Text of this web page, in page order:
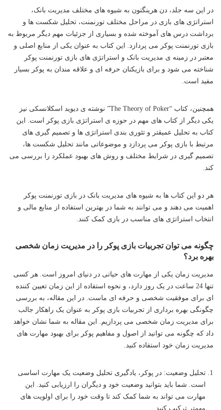
در این سه جلد، دن هرینگتون به شیوه های مختلف مدیریت بانک،
استراتژی های بازی در مراحل مختلف تورنمنت، تحلیل شکست ها و
برداشت درس های آموخته شده و بسیاری از جزئیات مهم دیگر مربوط به
بازی تورنمنت پوکر می پردازد. این کتاب به عنوان یکی از منابع اصلی و
معتبر در زمینه ی مدیریت بانک و استراتژی های بازی تورنمنت پوکر
شناخته می شود و برای بازیکنان حرفه ای و علاقه مندان به پوکر بسیار
مفید است.
همچنین، کتاب “The Theory of Poker” نوشته ی دیوید اسکلانسکی نیز
یکی دیگر از کتاب های مهم در حوزه ی استراتژی بازی پوکر است. این
کتاب به تحلیل عمیقتر و تئوری بندی استراتژی ها و تصمیم گیری های
مرتبط با بازی پوکر می پردازد و موضوعاتی مانند تحلیل شکست ها،
تصمیم گیری در شرایط مختلف و روش های بهبود عملکرد را بررسی می
کند.
هر دو این کتاب ها به شیوه های مدیریت بانک در بازی تورنمنت پوکر
اهمیت می دهند و می توانند به شما در بهترین استفاده از منابع مالی و
انتخاب استراتژی های مناسب در بازی کمک کنند.
چگونه می توان تجربیات بازی پوکر را در مدیریت زمان شخصی
بهره برد؟
مدیریت زمان یکی از مهارت های حیاتی در دنیای امروز است. هر کسی
تنها 24 ساعت در یک روز دارد، و نحوه استفاده از این زمان تعیین کننده
ای برای موفقیت شخصی و حرفه ای ماست. در این مقاله، به بررسی
چگونگی بهره برداری از تجربیات بازی پوکر به عنوان یک راهکار جالب
برای مدیریت زمان شخصی می پردازیم. این مقاله به شما نشان خواهد
داد که چگونه می توانید از اصول و مفاهیم پوکر برای بهبود مهارت های
مدیریت زمان خود استفاده کنید.
تحلیل وضعیت: در پوکر، یادگیری تحلیل وضعیت یک مهارت اساسی
است. شما باید بتوانید وضعیت خود و دیگران را ارزیابی کنید. این
مهارت می تواند به شما کمک کند تا وقت خود را برای اولویت های
مهمتر ترکیب کنید.